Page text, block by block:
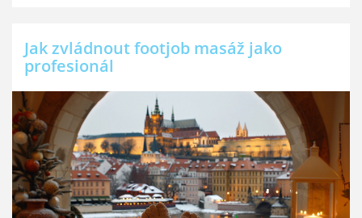
Jak zvládnout footjob masáž jako
profesionál